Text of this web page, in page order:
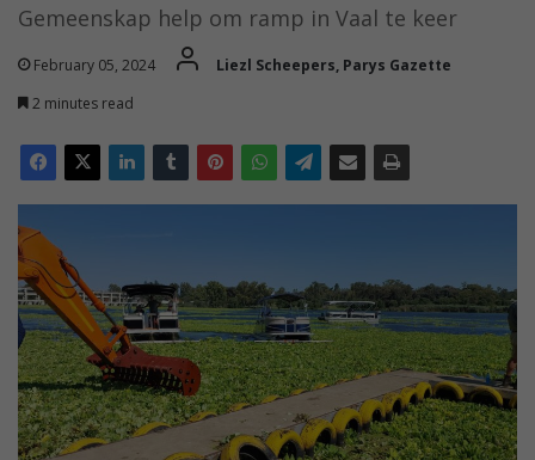
Gemeenskap help om ramp in Vaal te keer
February 05, 2024
Liezl Scheepers, Parys Gazette
2 minutes read